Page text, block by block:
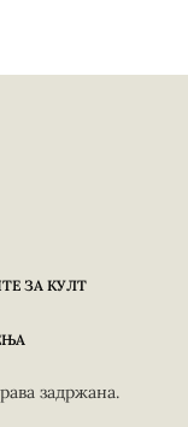
ЗА КУЛТ
задржана.